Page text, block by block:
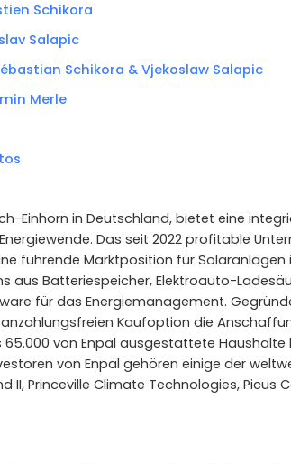
Schikora
Salapic
Schikora & Vjekoslaw Salapic
Merle
Einhorn in Deutschland, bietet eine
Das seit 2022 profitable
führende Marktposition für
aus Batteriespeicher, Elektroauto-
für das Energiemanagement.
Kaufoption die
65.000 von Enpal ausgestattete
von Enpal gehören einige der
II, Princeville Climate Technologies,